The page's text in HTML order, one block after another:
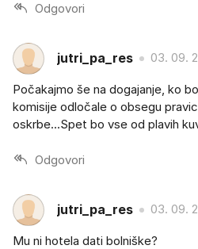
Odgovori
jutri_pa_res 03. 09.
Počakajmo še na dogajanje, ko
komisije odločale o obsegu
oskrbe...Spet bo vse od plavih
Odgovori
jutri_pa_res 03. 09.
Mu ni hotela dati bolniške?